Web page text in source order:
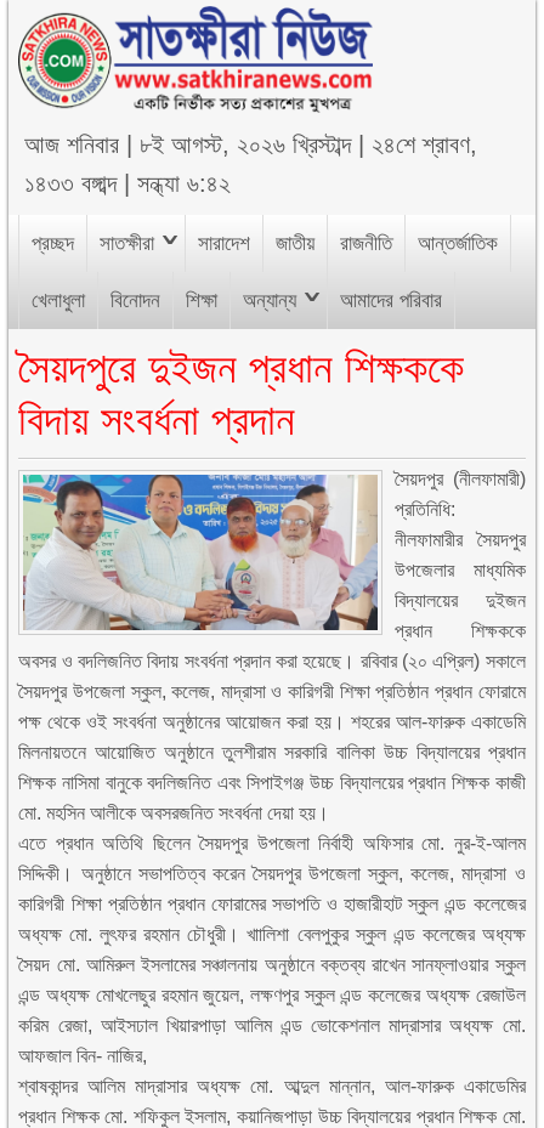
আজশনিবার ৮ই আগস্ট, ২০২৬ খ্রিস্টাব্দ| ২৪শে শ্রাবণ,
১৪৩৩ বঙ্গাব্দ|সন্ধ্যা ৬:৪২
প্রচ্ছদ সাতক্ষীরা সারাদেশ জাতীয় রাজনীতি আন্তর্জাতিক
খেলাধুলা বিনোদন শিক্ষা অন্যান্য আমাদের পরিবার
সৈয়দপুরে দুইজন প্রধান শিক্ষককে
বিদায় সংবর্ধনা প্রদান
সৈয়দপুর (নীলফামারী)
প্রতিনিধি:
নীলফামারীর সৈয়দপুর
উপজেলার মাধ্যমিক
বিদ্যালয়ের দুইজন
প্রধান শিক্ষককে
অবসর ও বদলিজনিত বিদায় সংবর্ধনা প্রদান করা হয়েছে। রবিবার (২০ এপ্রিল) সকালে
সৈয়দপুর উপজেলা স্কুল, কলেজ, মাদ্রাসা ও কারিগরী শিক্ষা প্রতিষ্ঠান প্রধান ফোরামে
পক্ষ থেকে ওই সংবর্ধনা অনুষ্ঠানের আয়োজন করা হয়। শহরের আল-ফারুক একাডেমি
মিলনায়তনে আয়োজিত অনুষ্ঠানে তুলশীরাম সরকারি বালিকা উচ্চ বিদ্যালয়ের প্রধান
শিক্ষক নাসিমা বানুকে বদলিজনিত এবং সিপাইগঞ্জ উচ্চ বিদ্যালয়ের প্রধান শিক্ষক কাজী
মো. মহসিন আলীকে অবসরজনিত সংবর্ধনা দেয়া হয়।
এতে প্রধান অতিথি ছিলেন সৈয়দপুর উপজেলা নির্বাহী অফিসার মো. নুর-ই-আলম
সিদ্দিকী। অনুষ্ঠানে সভাপতিত্ব করেন সৈয়দপুর উপজেলা স্কুল, কলেজ, মাদ্রাসা ও
কারিগরী শিক্ষা প্রতিষ্ঠান প্রধান ফোরামের সভাপতি ও হাজারীহাট স্কুল এন্ড কলেজের
অধ্যক্ষ মো. লুৎফর রহমান চৌধুরী। খাালিশা বেলপুকুর স্কুল এন্ড কলেজের অধ্যক্ষ
সৈয়দ মো. আমিরুল ইসলামের সঞ্চালনায় অনুষ্ঠানে বক্তব্য রাখেন সানফ্লাওয়ার স্কুল
এন্ড অধ্যক্ষ মোখলেছুর রহমান জুয়েল, লক্ষণপুর স্কুল এন্ড কলেজের অধ্যক্ষ রেজাউল
করিম রেজা, আইসঢাল খিয়ারপাড়া আলিম এন্ড ভোকেশনাল মাদ্রাসার অধ্যক্ষ মো.
আফজাল বিন- নাজির,
শ্বাষকান্দর আলিম মাদ্রাসার অধ্যক্ষ মো. আব্দুল মান্নান, আল-ফারুক একাডেমির
প্রধান শিক্ষক মো. শফিকুল ইসলাম, কয়ানিজপাড়া উচ্চ বিদ্যালয়ের প্রধান শিক্ষক মো.